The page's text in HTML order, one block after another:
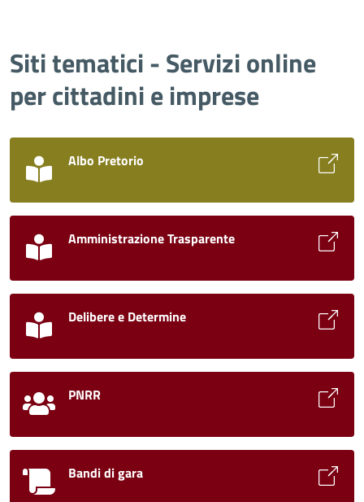
Siti tematici - Servizi online
per cittadini e imprese
Albo Pretorio
Amministrazione Trasparente
Delibere e Determine
PNRR
Bandi di gara